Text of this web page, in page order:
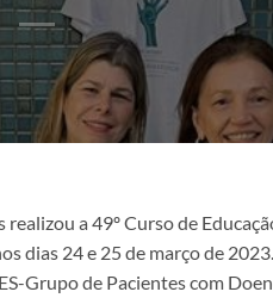
a 49º Curso de
dias 24 e 25 de março de
Grupo de Pacientes com